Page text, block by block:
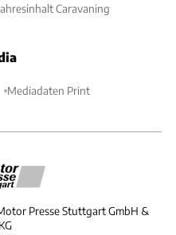
Caravaning
Mediadaten Print
Presse Stuttgart GmbH &